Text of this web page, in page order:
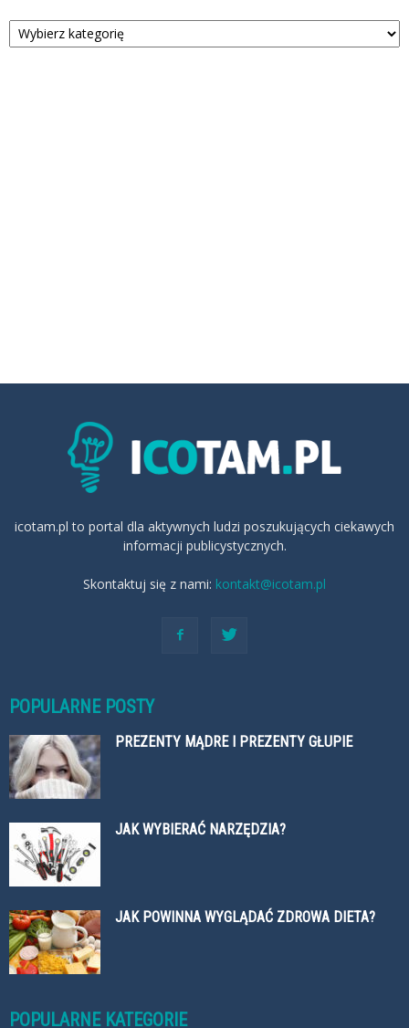
Kategorie
icotam.pl to portal dla aktywnych ludzi poszukujących ciekawych
informacji publicystycznych.
Skontaktuj się z nami: kontakt@icotam.pl
POPULARNE POSTY
PREZENTY MĄDRE I PREZENTY GŁUPIE
JAK WYBIERAĆ NARZĘDZIA?
JAK POWINNA WYGLĄDAĆ ZDROWA DIETA?
POPULARNE KATEGORIE